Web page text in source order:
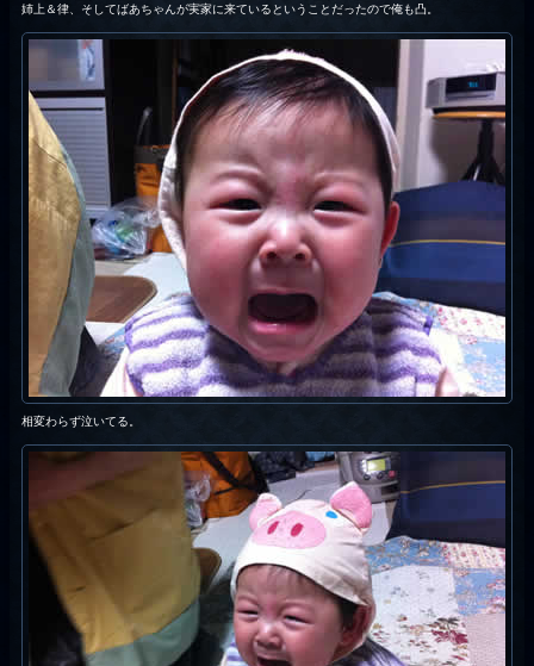
姉上＆律、そしてばあちゃんが実家に来ているということだったので俺も凸。
相変わらず泣いてる。